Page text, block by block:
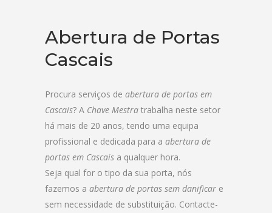
Abertura de Portas
Cascais
Procura serviços de abertura de portas em
Cascais? A Chave Mestra trabalha neste setor
há mais de 20 anos, tendo uma equipa
profissional e dedicada para a abertura de
portas em Cascais a qualquer hora.
Seja qual for o tipo da sua porta, nós
fazemos a abertura de portas sem danificar e
sem necessidade de substituição. Contacte-